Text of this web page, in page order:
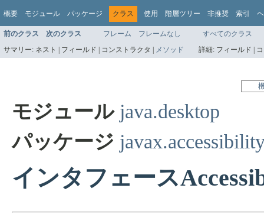
概要 モジュール パッケージ クラス 使用 階層ツリー 非推奨 索引
前のクラス 次のクラス フレーム フレームなし
すべてのクラス
サマリー: ネスト | フィールド | コンストラクタ | メソッド 詳細: フィールド |
モジュール java.desktop
パッケージ
インタフェース